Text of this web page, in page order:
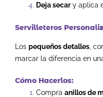
Deja secary aplica
Servilleteros
Los pequeños detalles ,
marcar la diferencia en
Cómo Hacerlos:
Compra anillos de